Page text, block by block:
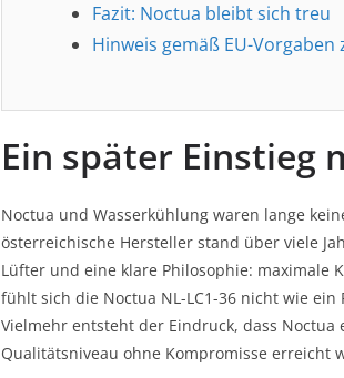
Fazit: Noctua bleibt sich treu
Hinweis gemäß EU-
Ein später Einstieg
Noctua und Wasserkühlung waren lange
österreichische Hersteller stand über viele
Lüfter und eine klare Philosophie: maximale
fühlt sich die Noctua NL-LC1-36 nicht wie
Vielmehr entsteht der Eindruck, dass
Qualitätsniveau ohne Kompromisse erreicht